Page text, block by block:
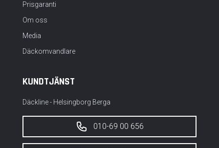
Prisgaranti
Om oss
Media
Däckomvandlare
KUNDTJÄNST
Däckline - Helsingborg Berga
010-69 00 656